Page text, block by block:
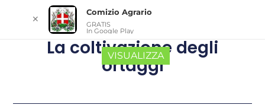
La coltivazione degli
ortaggi
✕
Comizio Agrario
GRATIS
In Google Play
VISUALIZZA